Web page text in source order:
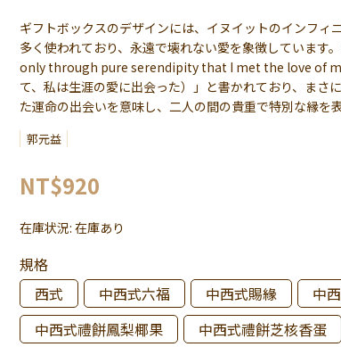
ギフトボックスのデザインには、イヌイットのインフィ
多く使われており、永遠で壊れない愛を象徴しています
only through pure serendipity that I met the love of
て、私は生涯の愛に出会った）」と書かれており、まさ
た運命の出会いを意味し、二人の間の貴重で特別な縁を
郭元益
NT$920
在庫状況: 在庫あり
規格
西式
中西式六福 中西式賜緣
中
中西式禮餅鳳梨椰果
中西式禮餅芝核香蛋